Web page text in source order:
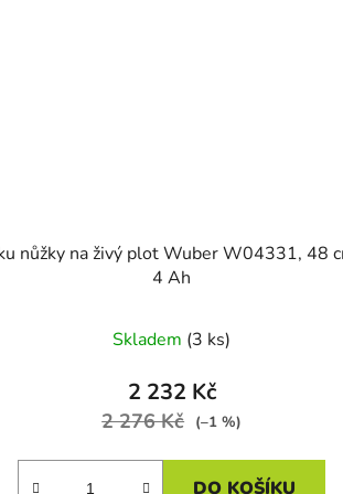
nůžky na živý plot Wuber W04331, 48
4 Ah
Skladem (3 ks)
2 232 Kč
2 276 Kč (–1 %)
DO KOŠÍKU